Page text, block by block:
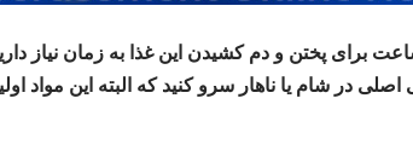
برای پختن و دم کشیدن این غذا به زمان نیاز
در شام یا ناهار سرو کنید که البته این مواد اولیه برای 4 نفر در نظر